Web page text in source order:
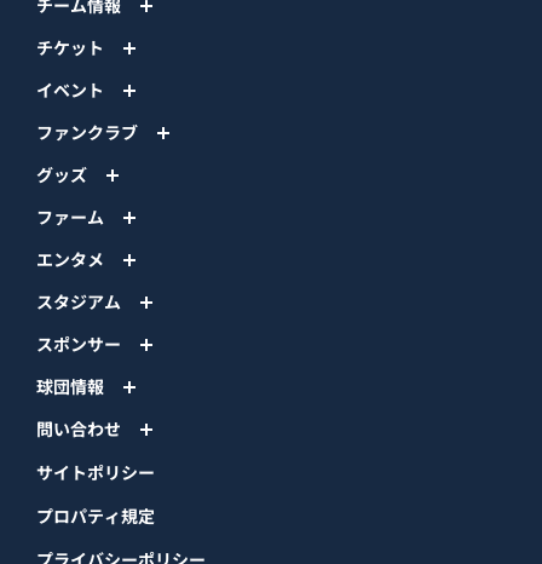
チーム情報
チケット
イベント
ファンクラブ
グッズ
ファーム
エンタメ
スタジアム
スポンサー
球団情報
問い合わせ
サイトポリシー
プロパティ規定